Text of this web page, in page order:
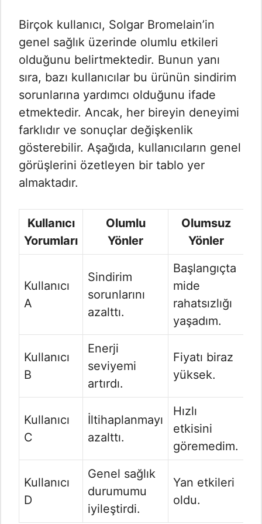
Birçok kullanıcı, Solgar Bromelain’in
genel sağlık üzerinde olumlu etkileri
olduğunu belirtmektedir. Bunun yanı
sıra, bazı kullanıcılar bu ürünün sindirim
sorunlarına yardımcı olduğunu ifade
etmektedir. Ancak, her bireyin deneyimi
farklıdır ve sonuçlar değişkenlik
gösterebilir. Aşağıda, kullanıcıların genel
görüşlerini özetleyen bir tablo yer
almaktadır.
Kullanıcı
Yorumları
Olumlu
Yönler
Olumsuz
Yönler
Kullanıcı
A
Sindirim
sorunlarını
azalttı.
Başlangıçta
mide
rahatsızlığı
yaşadım.
Kullanıcı
B
Enerji
seviyemi
artırdı.
Fiyatı biraz
yüksek.
Kullanıcı
C
İltihaplanmayı
azalttı.
Hızlı
etkisini
göremedim.
Kullanıcı
D
Genel sağlık
durumumu
iyileştirdi.
Yan etkileri
oldu.